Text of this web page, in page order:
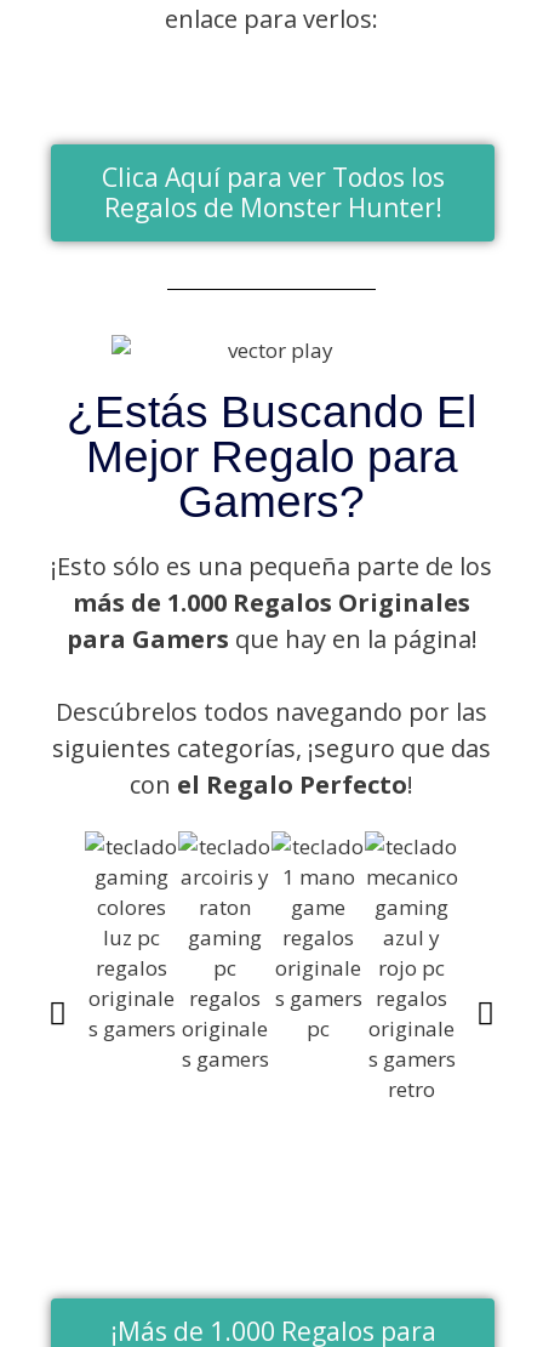
enlace para verlos:
Clica Aquí para ver Todos los
Regalos de Monster Hunter!
¿Estás Buscando El
Mejor Regalo para
Gamers?
¡Esto sólo es una pequeña parte de los
más de 1.000 Regalos Originales
para Gamers que hay en la página!
Descúbrelos todos navegando por las
siguientes categorías, ¡seguro que das
con el Regalo Perfecto!
¡Más de 1.000 Regalos para